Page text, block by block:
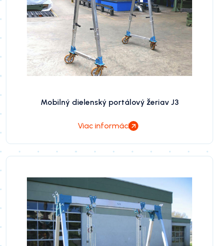
Mobilný dielenský portálový žeriav J3
Viac informácií